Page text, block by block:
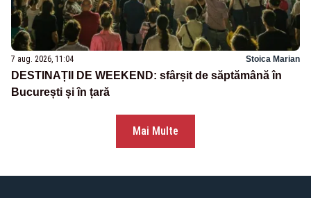
7 aug. 2026, 11:04 Stoica Marian
DESTINAȚII DE WEEKEND: sfârșit de săptămână în
București și în țară
Mai Multe